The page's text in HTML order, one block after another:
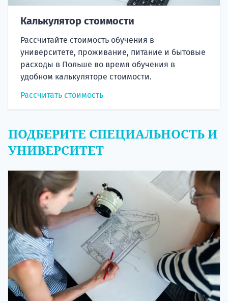
Калькулятор стоимости
Рассчитайте стоимость обучения в
университете, проживание, питание и бытовые
расходы в Польше во время обучения в
удобном калькуляторе стоимости.
Рассчитать стоимость
ПОДБЕРИТЕ СПЕЦИАЛЬНОСТЬ И
УНИВЕРСИТЕТ